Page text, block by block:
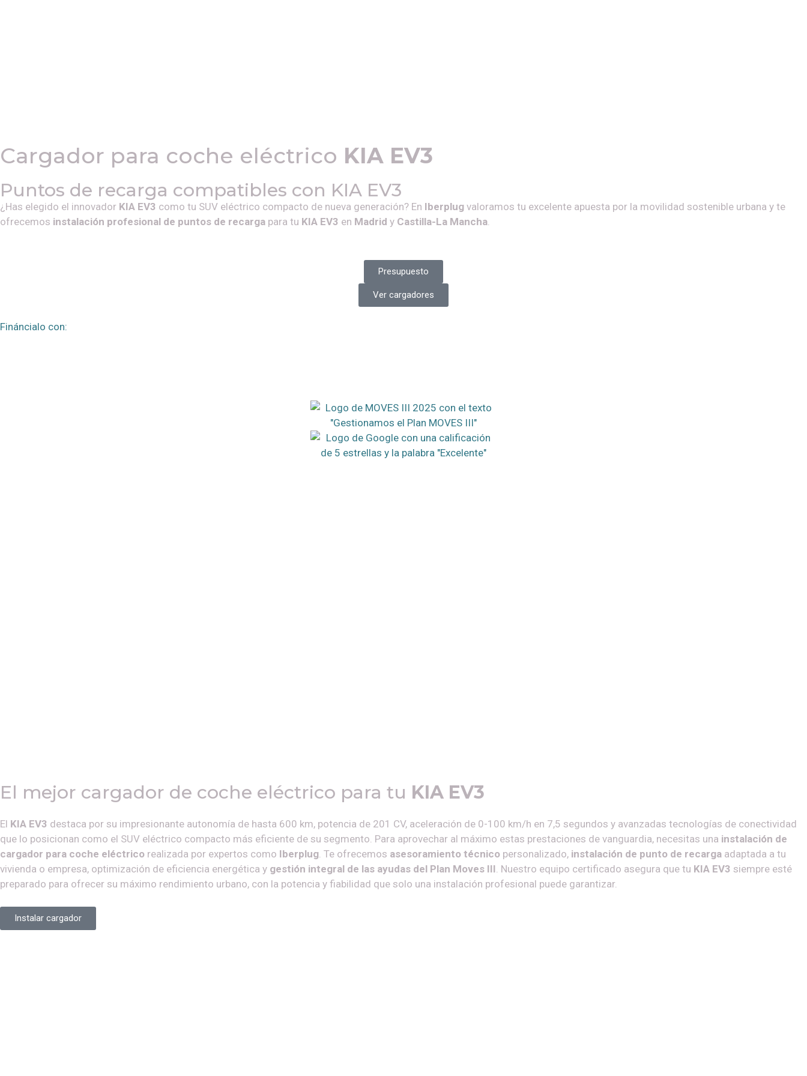
Cargador para coche eléctrico KIA EV3
Puntos de recarga compatibles con KIA EV3
¿Has elegido el innovador KIA EV3 como tu SUV eléctrico compacto de nueva generación? En Iberplug valoramos tu excelente apuesta por la movilidad sostenible urbana y te
ofrecemos instalación profesional de puntos de recarga para tu KIA EV3 en Madrid y Castilla-La Mancha.
Presupuesto
Ver cargadores
Fináncialo con:
El mejor cargador de coche eléctrico para tu KIA EV3
El KIA EV3 destaca por su impresionante autonomía de hasta 600 km, potencia de 201 CV, aceleración de 0-100 km/h en 7,5 segundos y avanzadas tecnologías de conectividad
que lo posicionan como el SUV eléctrico compacto más eficiente de su segmento. Para aprovechar al máximo estas prestaciones de vanguardia, necesitas una instalación de
cargador para coche eléctrico realizada por expertos como Iberplug . Te ofrecemos asesoramiento técnico personalizado, instalación de punto de recarga adaptada a tu
vivienda o empresa, optimización de eficiencia energética y gestión integral de las ayudas del Plan Moves III . Nuestro equipo certificado asegura que tu KIA EV3 siempre esté
preparado para ofrecer su máximo rendimiento urbano, con la potencia y fiabilidad que solo una instalación profesional puede garantizar.
Instalar cargador